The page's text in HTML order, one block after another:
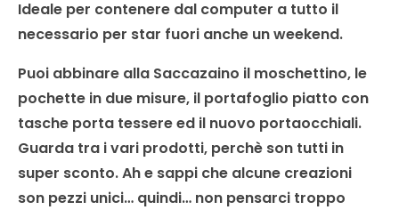
Ideale per contenere dal computer a tutto il
necessario per star fuori anche un weekend.
Puoi abbinare alla Saccazaino il moschettino, le
pochette in due misure, il portafoglio piatto con
tasche porta tessere ed il nuovo portaocchiali.
Guarda tra i vari prodotti, perchè son tutti in
super sconto. Ah e sappi che alcune creazioni
son pezzi unici… quindi… non pensarci troppo